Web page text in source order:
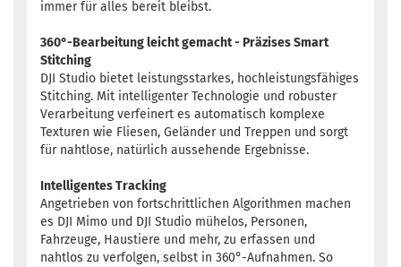
immer für alles bereit bleibst.
360°-Bearbeitung leicht gemacht - Präzises Smart
Stitching
DJI Studio bietet leistungsstarkes, hochleistungsfähiges
Stitching. Mit intelligenter Technologie und robuster
Verarbeitung verfeinert es automatisch komplexe
Texturen wie Fliesen, Geländer und Treppen und sorgt
für nahtlose, natürlich aussehende Ergebnisse.
Intelligentes Tracking
Angetrieben von fortschrittlichen Algorithmen machen
es DJI Mimo und DJI Studio mühelos, Personen,
Fahrzeuge, Haustiere und mehr, zu erfassen und
nahtlos zu verfolgen, selbst in 360°-Aufnahmen. So